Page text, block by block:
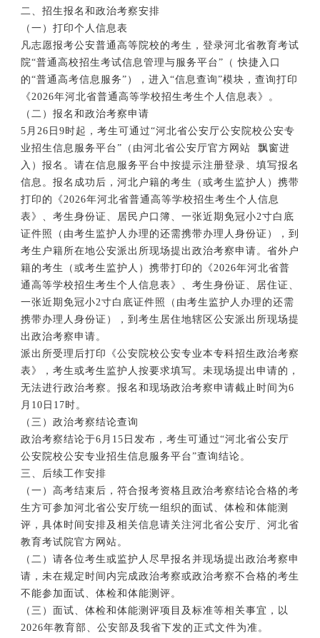
二、招生报名和政治考察安排
（一）打印个人信息表
凡志愿报考公安普通高等院校的考生，登录河北省教育考试
院“普通高校招生考试信息管理与服务平台”（ 快捷入口
的“普通高考信息服务”），进入“信息查询”模块，查询打印
《2026年河北省普通高等学校招生考生个人信息表》。
（二）报名和政治考察申请
5月26日9时起，考生可通过“河北省公安厅公安院校公安专
业招生信息服务平台”（由河北省公安厅官方网站 飘窗进
入）报名。请在信息服务平台中按提示注册登录、填写报名
信息。报名成功后，河北户籍的考生（或考生监护人）携带
打印的《2026年河北省普通高等学校招生考生个人信息
表》、考生身份证、居民户口簿、一张近期免冠小2寸白底
证件照（由考生监护人办理的还需携带办理人身份证），到
考生户籍所在地公安派出所现场提出政治考察申请。省外户
籍的考生（或考生监护人）携带打印的《2026年河北省普
通高等学校招生考生个人信息表》、考生身份证、居住证、
一张近期免冠小2寸白底证件照（由考生监护人办理的还需
携带办理人身份证），到考生居住地辖区公安派出所现场提
出政治考察申请。
派出所受理后打印《公安院校公安专业本专科招生政治考察
表》，考生或考生监护人按要求填写。未现场提出申请的，
无法进行政治考察。报名和现场政治考察申请截止时间为6
月10日17时。
（三）政治考察结论查询
政治考察结论于6月15日发布，考生可通过“河北省公安厅
公安院校公安专业招生信息服务平台”查询结论。
三、后续工作安排
（一）高考结束后，符合报考资格且政治考察结论合格的考
生方可参加河北省公安厅统一组织的面试、体检和体能测
评，具体时间安排及相关信息请关注河北省公安厅、河北省
教育考试院官方网站。
（二）请各位考生或监护人尽早报名并现场提出政治考察申
请，未在规定时间内完成政治考察或政治考察不合格的考生
不能参加面试、体检和体能测评。
（三）面试、体检和体能测评项目及标准等相关事宜，以
2026年教育部、公安部及我省下发的正式文件为准。